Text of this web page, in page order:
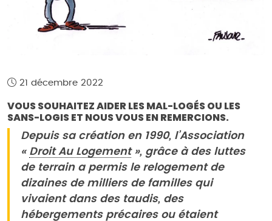
21 décembre 2022
VOUS SOUHAITEZ AIDER LES MAL-LOGÉS OU LES
SANS-LOGIS ET NOUS VOUS EN REMERCIONS.
Depuis sa création en 1990, l’Association
« Droit Au Logement», grâce à des luttes
de terrain a permis le relogement de
dizaines de milliers de familles qui
vivaient dans des taudis, des
hébergements précaires ou étaient